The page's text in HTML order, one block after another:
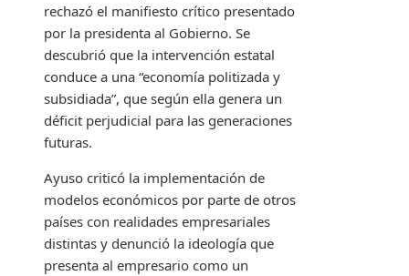
rechazó el manifiesto crítico presentado
por la presidenta al Gobierno. Se
descubrió que la intervención estatal
conduce a una “economía politizada y
subsidiada”, que según ella genera un
déficit perjudicial para las generaciones
futuras.
Ayuso criticó la implementación de
modelos económicos por parte de otros
países con realidades empresariales
distintas y denunció la ideología que
presenta al empresario como un